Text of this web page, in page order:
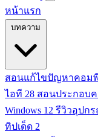
หน้าแรก
บทความ
สอนแก้ไขปัญหาคอมพิ
ไอที 28 สอนประกอบ
Windows 12 รีวิวอุปก
ทิปเด็ด 2